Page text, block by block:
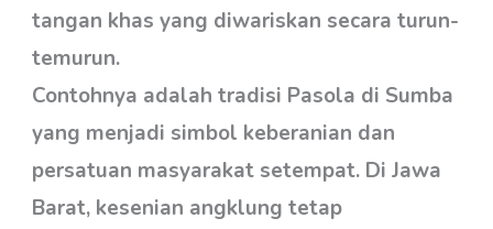
tangan khas yang diwariskan secara turun-
temurun.
Contohnya adalah tradisi Pasola di Sumba
yang menjadi simbol keberanian dan
persatuan masyarakat setempat. Di Jawa
Barat, kesenian angklung tetap